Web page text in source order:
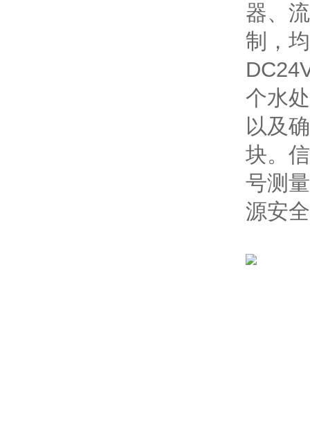
器、
制，
个水
以及
块。
号测
源安